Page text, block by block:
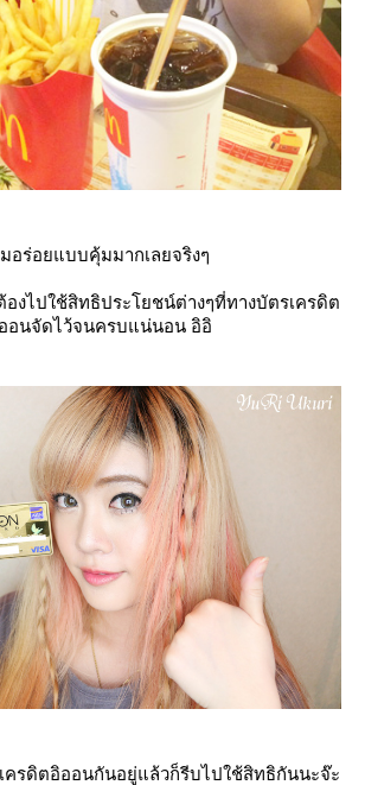
อร่อยแบบคุ้มมากเลยจริงๆ
องไปใช้สิทธิประโยชน์ต่างๆที่ทางบัตรเครดิต
อนจัดไว้จนครบแน่นอน อิอิ
ครดิตอิออนกันอยู่แล้วก็รีบไปใช้สิทธิกันนะจ๊ะ